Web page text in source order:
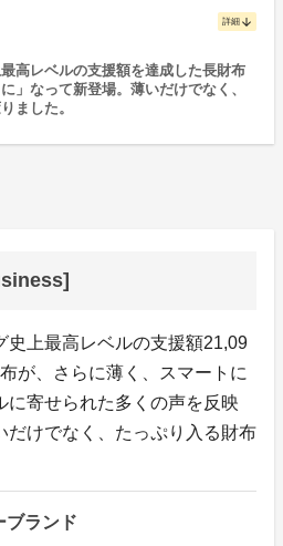
詳細 arrow_downward
高レベルの支援額を達成した長財布
」なって新登場。薄いだけでなく、
ました。
史上最高レベルの支援額21,09
が、さらに薄く、スマートに
に寄せられた多くの声を反映
だけでなく、たっぷり入る財布
ブランド